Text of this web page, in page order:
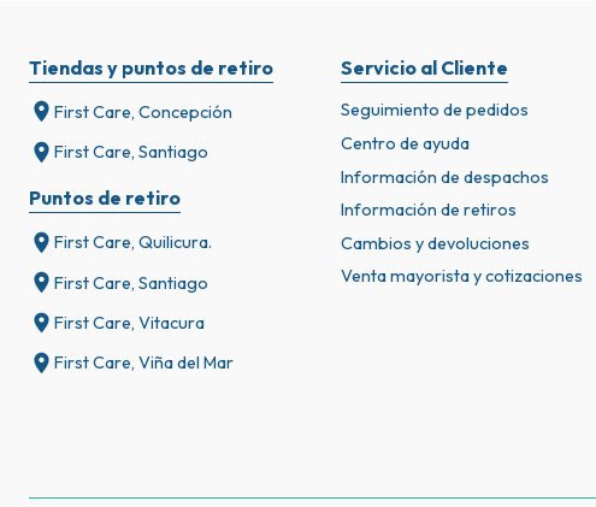
Tiendas y puntos de retiro
First Care, Concepción
First Care, Santiago
Puntos de retiro
First Care, Quilicura.
First Care, Santiago
First Care, Vitacura
First Care, Viña del Mar
Servicio al Cliente
Seguimiento de pedidos
Centro de ayuda
Información de despachos
Información de retiros
Cambios y devoluciones
Venta mayorista y cotizaciones